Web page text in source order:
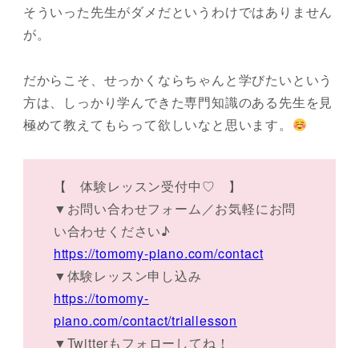
そういった先生がダメだというわけではありません
が。
だからこそ、せっかくならちゃんと学びたいという
方は、しっかり学んできた専門知識のある先生を見
極めて教えてもらって欲しいなと思います。
【 体験レッスン受付中♡ 】
▼お問い合わせフォーム／お気軽にお問
い合わせください♪
https://tomomy-piano.com/contact
▼体験レッスン申し込み
https://tomomy-
piano.com/contact/triallesson
▼Twitterもフォローしてね！